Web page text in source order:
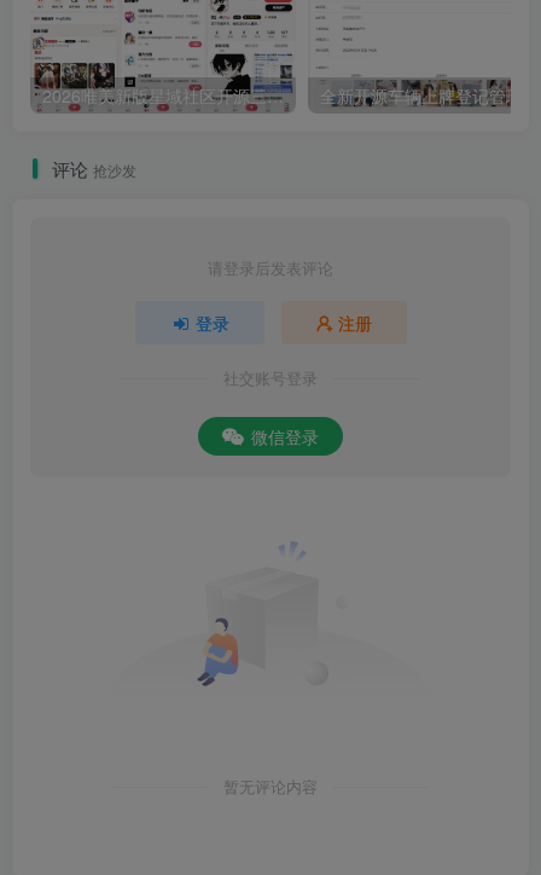
2026唯美新版星域社区开源三端APP源码
评论 抢沙发
请登录后发表评论
登录 注册
社交账号登录
微信登录
暂无评论内容